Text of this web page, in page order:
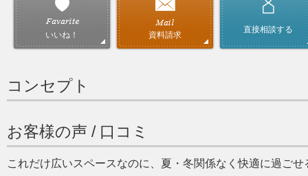
いいね！ 資料請求
直接相談する
コンセプト
お客様の声 / 口コミ
これだけ広いスペースなのに、夏・冬関係なく快適に過ご